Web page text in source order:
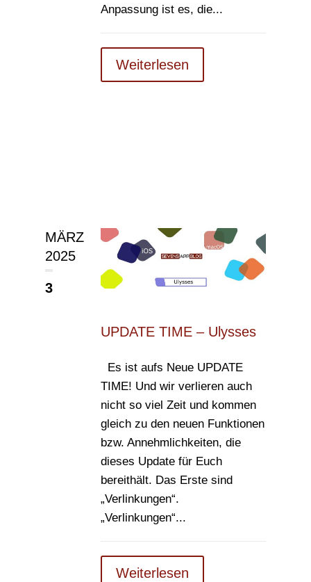
Anpassung ist es, die...
Weiterlesen
MÄRZ
2025
3
UPDATE TIME – Ulysses
Es ist aufs Neue UPDATE
TIME! Und wir verlieren auch
nicht so viel Zeit und kommen
gleich zu den neuen Funktionen
bzw. Annehmlichkeiten, die
dieses Update für Euch
bereithält. Das Erste sind
„Verlinkungen“.
„Verlinkungen“...
Weiterlesen